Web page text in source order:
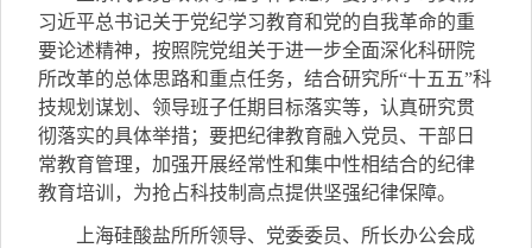
习近平总书记关于党纪学习教育和党的自我革命的重
要论述精神，按照院党组关于进一步全面深化科研院
所改革的总体思路和重点任务，结合研究所“十五五”科
技规划谋划、领导班子任期目标落实等，认真研究贯
彻落实的具体举措；要把纪律教育融入党员、干部日
常教育管理，加强开展经常性和集中性相结合的纪律
教育培训，为抢占科技制高点提供坚强纪律保障。
上海硅酸盐所所领导、党委委员、所长办公会成